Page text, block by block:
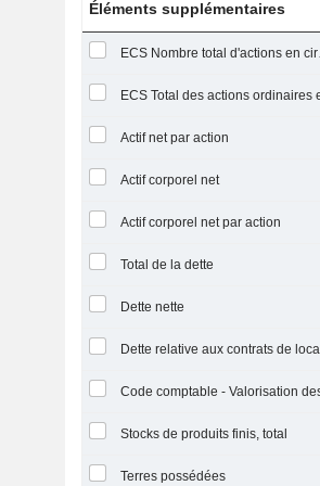
Éléments supplémentaires
ECS
Actif net par action
Actif corporel net
Actif corporel net par action
Total de la dette
Dette nette
Stocks de produits finis, total
Terres possédées